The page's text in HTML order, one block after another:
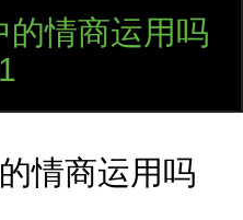
的情商运用吗
情商运用吗